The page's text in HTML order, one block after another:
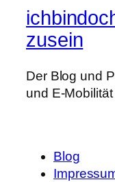
zusein
Der Blog und
und E-
Blog